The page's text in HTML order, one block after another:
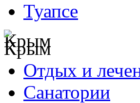
Туапсе
Крым
Отдых и
Санатории